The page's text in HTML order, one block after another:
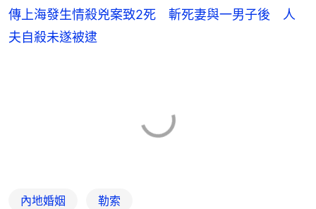
傳上海發生情殺兇案致2死 斬死妻與一男子後 人
夫自殺未遂被逮
內地婚姻 勒索